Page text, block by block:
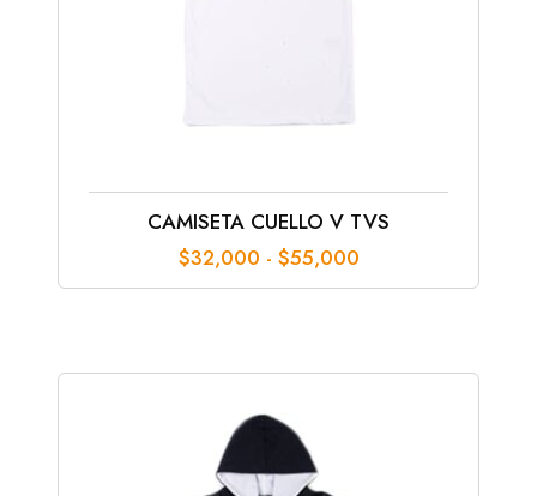
CAMISETA CUELLO V TVS
$32,000 - $55,000Rango
de
hasta